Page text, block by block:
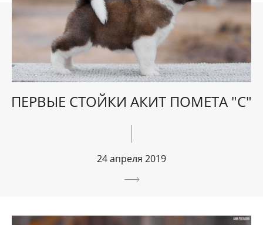
ПЕРВЫЕ СТОЙКИ АКИТ ПОМЕТА "С"
24 апреля 2019